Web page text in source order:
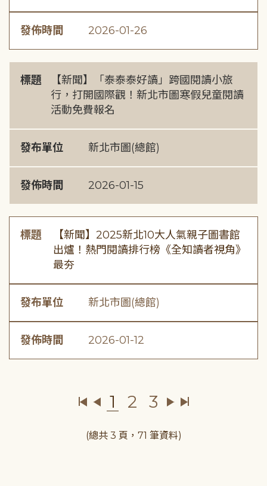
發佈時間 2026-01-26
標題
【新聞】「泰泰泰好讀」跨國閱讀小旅
行，打開國際觀！新北市圖寒假兒童閱讀
活動免費報名
發布單位 新北市圖(總館)
發佈時間 2026-01-15
標題
【新聞】2025新北10大人氣親子圖書館
出爐！熱門閱讀排行榜《全知讀者視角》
最夯
發布單位 新北市圖(總館)
發佈時間 2026-01-12
1 2 3
(總共 3 頁，71 筆資料)